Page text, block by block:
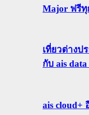
Major ฟรีทุ
เที่ยวต่างป
กับ ais
ais cloud+